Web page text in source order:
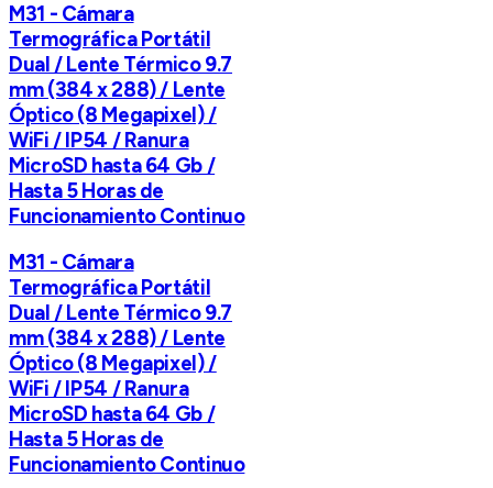
M31 - Cámara
Termográfica Portátil
Dual / Lente Térmico 9.7
mm (384 x 288) / Lente
Óptico (8 Megapixel) /
WiFi / IP54 / Ranura
MicroSD hasta 64 Gb /
Hasta 5 Horas de
Funcionamiento Continuo
M31 - Cámara
Termográfica Portátil
Dual / Lente Térmico 9.7
mm (384 x 288) / Lente
Óptico (8 Megapixel) /
WiFi / IP54 / Ranura
MicroSD hasta 64 Gb /
Hasta 5 Horas de
Funcionamiento Continuo